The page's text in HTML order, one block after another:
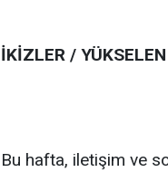
İKİZLER /
Bu hafta, iletişim ve